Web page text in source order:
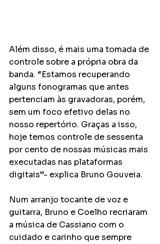
Além disso, é mais uma tomada de
controle sobre a própria obra da
banda. “Estamos recuperando
alguns fonogramas que antes
pertenciam às gravadoras, porém,
sem um foco efetivo delas no
nosso repertório. Graças a isso,
hoje temos controle de sessenta
por cento de nossas músicas mais
executadas nas plataformas
digitais”- explica Bruno Gouveia.
Num arranjo tocante de voz e
guitarra, Bruno e Coelho recriaram
a música de Cassiano com o
cuidado e carinho que sempre